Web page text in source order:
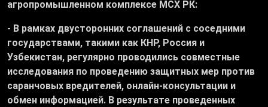
агропромышленном комплексе МСХ РК:
- В рамках двусторонних соглашений с соседними
государствами, такими как КНР, Россия и
Узбекистан, регулярно проводились совместные
исследования по проведению защитных мер против
саранчовых вредителей, онлайн-консультации и
обмен информацией. В результате проведенных